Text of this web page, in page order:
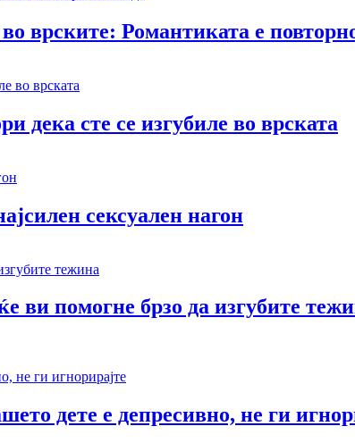
врските: Романтиката е
дека сте се изгубиле во врската
сексуален нагон
ви помогне брзо да изгубите
дете е депресивно, не ги